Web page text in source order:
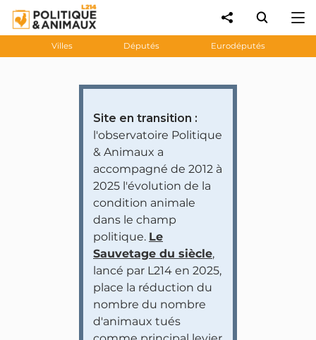
Villes Députés Eurodéputés
Site en transition :
l'observatoire Politique
& Animaux a
accompagné de 2012 à
2025 l'évolution de la
condition animale
dans le champ
politique. Le
Sauvetage du siècle,
lancé par L214 en 2025,
place la réduction du
nombre du nombre
d'animaux tués